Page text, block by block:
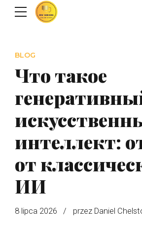
BLOG
Что такое
интеллект:
от
ИИ
8 lipca 2026 przez Daniel